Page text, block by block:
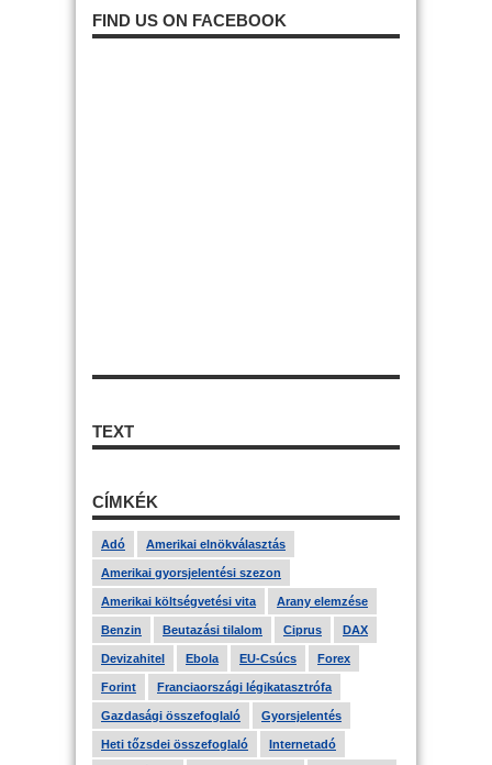
FIND US ON FACEBOOK
TEXT
CÍMKÉK
Adó Amerikai elnökválasztás
Amerikai gyorsjelentési szezon
Amerikai költségvetési vita Arany elemzése
Benzin Beutazási tilalom Ciprus DAX
Devizahitel Ebola EU-Csúcs Forex
Forint Franciaországi légikatasztrófa
Gazdasági összefoglaló Gyorsjelentés
Heti tőzsdei összefoglaló Internetadó